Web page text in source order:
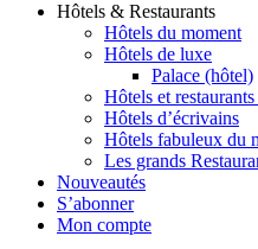
Hôtels & Restaurants
Hôtels du moment
Hôtels de luxe
Palace (hôtel)
Hôtels et
Hôtels d’écrivains
Hôtels fabuleux du
Les grands
Nouveautés
S’abonner
Mon compte